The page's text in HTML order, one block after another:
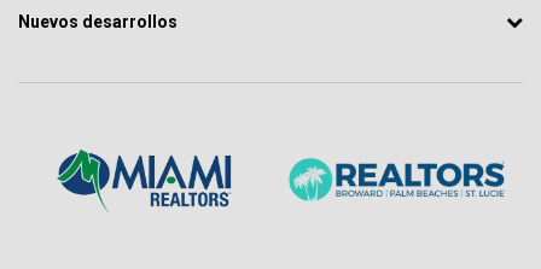
— cine al aire libre
privado, donde el espacio está pensado no solo para vivir, sino
Wellness y estilo de vida activo
El centro de bienestar de dos niveles refuerza el concepto general
Nuevos desarrollos